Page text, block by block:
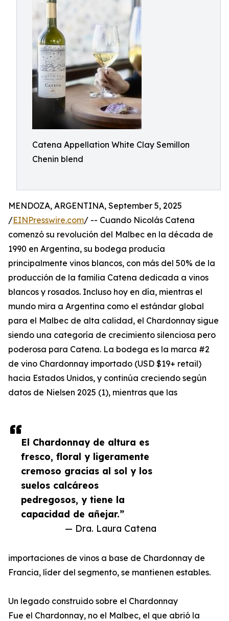
Catena Appellation White Clay Semillon
Chenin blend
El Chardonnay de altura es
fresco, floral y ligeramente
cremoso gracias al sol y los
suelos calcáreos
pedregosos, y tiene la
capacidad de añejar.”
— Dra. Laura Catena
MENDOZA, ARGENTINA, September 5, 2025
/EINPresswire.com/ -- Cuando Nicolás Catena
comenzó su revolución del Malbec en la década de
1990 en Argentina, su bodega producía
principalmente vinos blancos, con más del 50% de la
producción de la familia Catena dedicada a vinos
blancos y rosados. Incluso hoy en día, mientras el
mundo mira a Argentina como el estándar global
para el Malbec de alta calidad, el Chardonnay sigue
siendo una categoría de crecimiento silenciosa pero
poderosa para Catena. La bodega es la marca #2
de vino Chardonnay importado (USD $19+ retail)
hacia Estados Unidos, y continúa creciendo según
datos de Nielsen 2025 (1), mientras que las
importaciones de vinos a base de Chardonnay de
Francia, líder del segmento, se mantienen estables.
Un legado construido sobre el Chardonnay
Fue el Chardonnay, no el Malbec, el que abrió la